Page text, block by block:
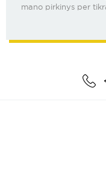
mano pirkinys per